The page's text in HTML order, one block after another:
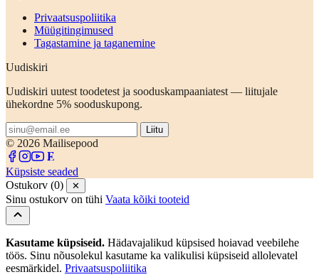
Privaatsuspoliitika
Müügitingimused
Tagastamine ja taganemine
Uudiskiri
Uudiskiri uutest toodetest ja sooduskampaaniatest — liitujale
ühekordne 5% sooduskupong.
Liitu
© 2026 Mailisepood
Küpsiste seaded
Ostukorv (0)
✕
Sinu ostukorv on tühi Vaata kõiki tooteid
Kasutame küpsiseid. Hädavajalikud küpsised hoiavad veebilehe
töös. Sinu nõusolekul kasutame ka valikulisi küpsiseid allolevatel
eesmärkidel. Privaatsuspoliitika